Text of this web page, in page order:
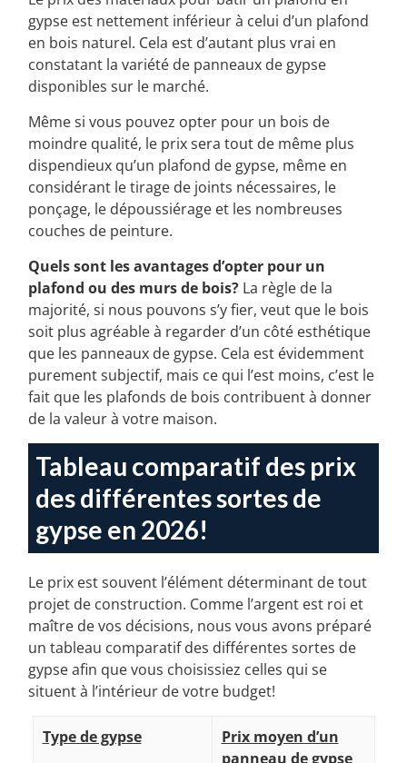
Le prix des matériaux pour bâtir un plafond en
gypse est nettement inférieur à celui d’un plafond
en bois naturel. Cela est d’autant plus vrai en
constatant la variété de panneaux de gypse
Même si vous pouvez opter pour un bois de
moindre qualité, le prix sera tout de même plus
dispendieux qu’un plafond de gypse, même en
considérant le tirage de joints nécessaires, le
ponçage, le dépoussiérage et les nombreuses
Quels sont les avantages d’opter pour un
plafond ou des murs de bois?La règle de la
majorité, si nous pouvons s’y fier, veut que le bois
soit plus agréable à regarder d’un côté esthétique
que les panneaux de gypse. Cela est évidemment
purement subjectif, mais ce qui l’est moins, c’est le
fait que les plafonds de bois contribuent à donner
Tableau comparatif des prix
des différentes sortes de
gypse en 2026!
Le prix est souvent l’élément déterminant de tout
projet de construction. Comme l’argent est roi et
maître de vos décisions, nous vous avons préparé
un tableau comparatif des différentes sortes de
gypse afin que vous choisissiez celles qui se
Prix moyen d’un